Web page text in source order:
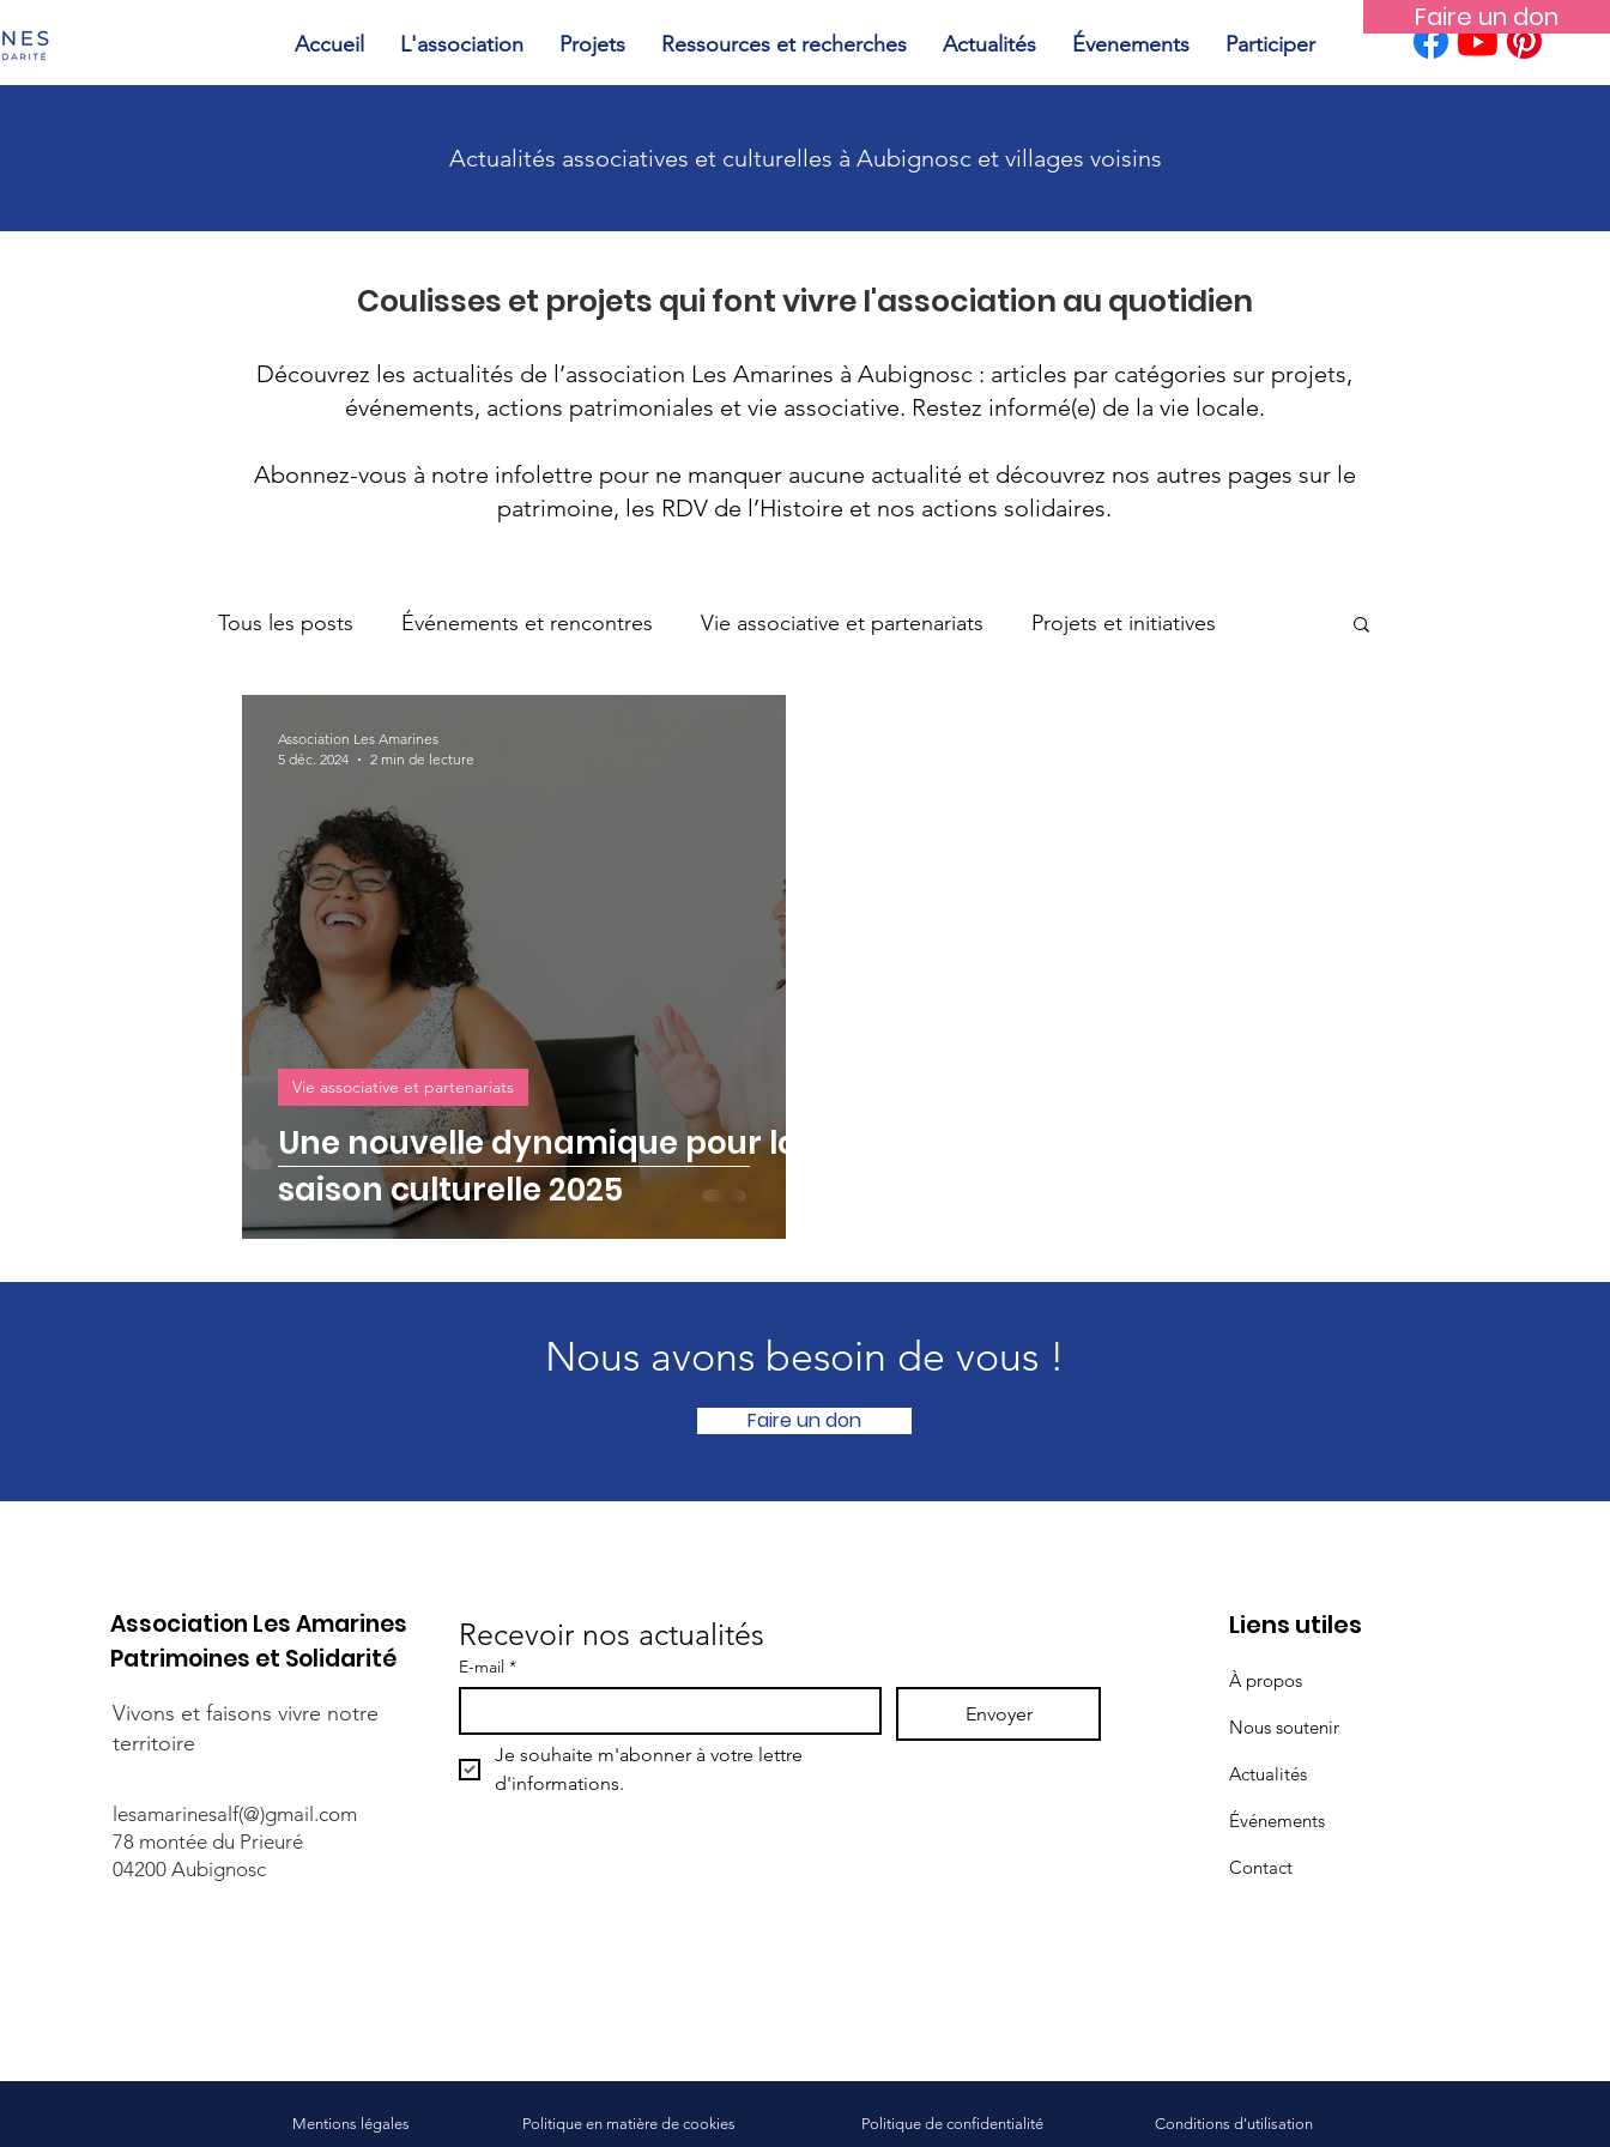
Faire un don
Accueil L'association Projets Ressources et recherches Actualités Évenements Participer
Actualités associatives et culturelles à Aubignosc et villages voisins
Coulisses et projets qui font vivre l'association au quotidien
Découvrez les actualités de l’association Les Amarines à Aubignosc : articles par catégories sur projets,
événements, actions patrimoniales et vie associative. Restez informé(e) de la vie locale.
Abonnez-vous à notre infolettre pour ne manquer aucune actualité et découvrez nos autres pages sur le
patrimoine, les RDV de l’Histoire et nos actions solidaires.
Tous les posts Événements et rencontres Vie associative et partenariats Projets et initiatives
Une nouvelle dynamique pour la
saison culturelle 2025
Vie associative et partenariats
Association Les Amarines
5 déc. 2024
2 min de lecture
Nous avons besoin de vous !
Faire un don
Association Les Amarines
Patrimoines et Solidarité
Vivons et faisons vivre notre
territoire
lesamarinesalf(@)gmail.com
78 montée du Prieuré
04200 Aubignosc
Recevoir nos actualités
E-mail *
Envoyer
Je souhaite m'abonner à votre lettre
d'informations.
Liens utiles
À propos
Nous soutenir
Actualités
Événements
Contact
Mentions légales Politique en matière de cookies Politique de confidentialité Conditions d'utilisation